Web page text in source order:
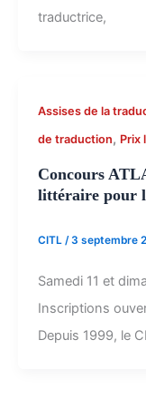
traductrice,
Assises de la
de traduction, Prix
Concours
littéraire pour
CITL /3 septembre
Samedi 11 et
Inscriptions
Depuis 1999, le